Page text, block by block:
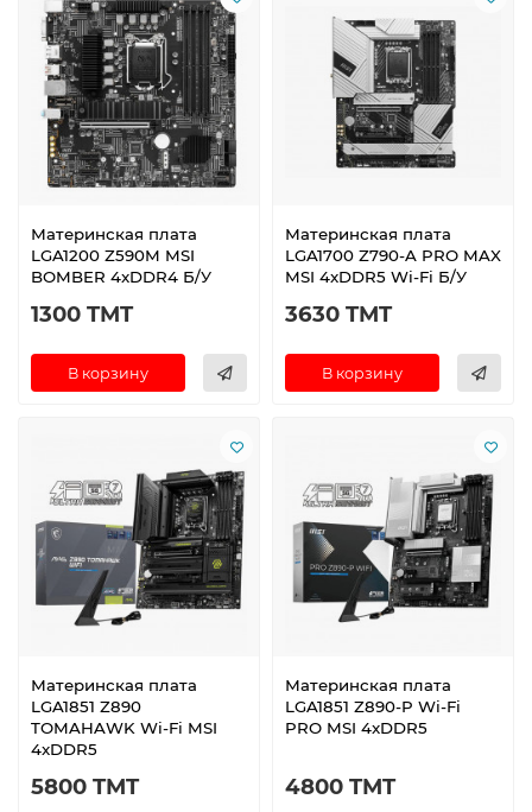
Материнская плата
LGA1200 Z590M MSI
BOMBER 4xDDR4 Б/У
1300 TMT
В корзину
Материнская плата
LGA1700 Z790-A PRO MAX
MSI 4xDDR5 Wi-Fi Б/У
3630 TMT
В корзину
Материнская плата
LGA1851 Z890
TOMAHAWK Wi-Fi MSI
4xDDR5
5800 TMT
Материнская плата
LGA1851 Z890-P Wi-Fi
PRO MSI 4xDDR5
4800 TMT